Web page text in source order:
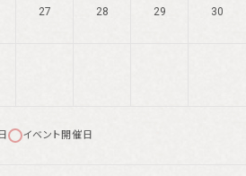
27 28 29 30
イベント開催日